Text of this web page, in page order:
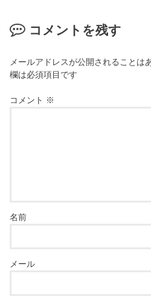
コメントを残す
メールアドレスが公開されることは
欄は必須項目です
コメント ※
名前
メール